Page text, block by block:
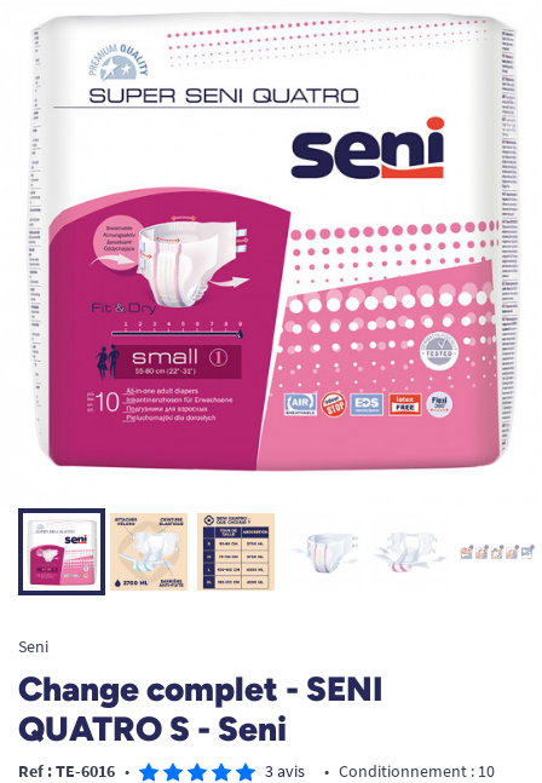
Seni
Change complet - SENI
QUATRO S - Seni
Ref : TE-6016 • 3 avis • Conditionnement : 10